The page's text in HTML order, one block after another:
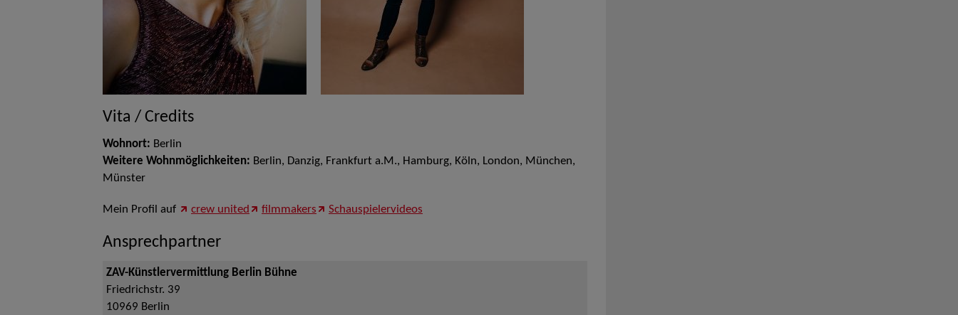
Vita / Credits
Wohnort: Berlin
Weitere Wohnmöglichkeiten: Berlin, Danzig, Frankfurt a.M., Hamburg, Köln, London, München,
Münster
Mein Profil auf crew united filmmakers Schauspielervideos
Ansprechpartner
ZAV-Künstlervermittlung Berlin Bühne
Friedrichstr. 39
10969 Berlin